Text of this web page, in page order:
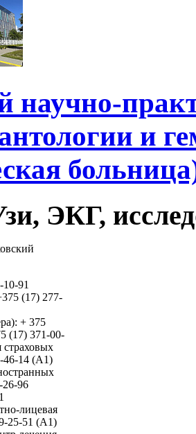
научно-
и
ЭКГ,
91
(17) 277-
+ 375
(17) 371-00-
страховых
46-14 (А1)
26-96
лицевая
25-51 (А1)